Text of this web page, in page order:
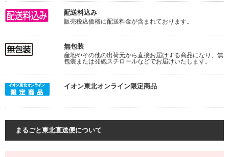
配送料込み
販売税込価格に配送料金が含まれております。
無包装
産地やその他の出荷元から直接お届けする商品になり、無
包装または発砲スチロールなどでお届けいたします。
イオン東北オンライン限定商品
まるごと東北直送便について